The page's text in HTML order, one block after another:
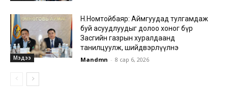
Мэдээ
Н.Номтойбаяр: Аймгуудад тулгамдаж
буй асуудлуудыг долоо хоног бүр
Засгийн газрын хуралдаанд
танилцуулж, шийдвэрлүүлнэ
Mandmn - 8 сар 6, 2026